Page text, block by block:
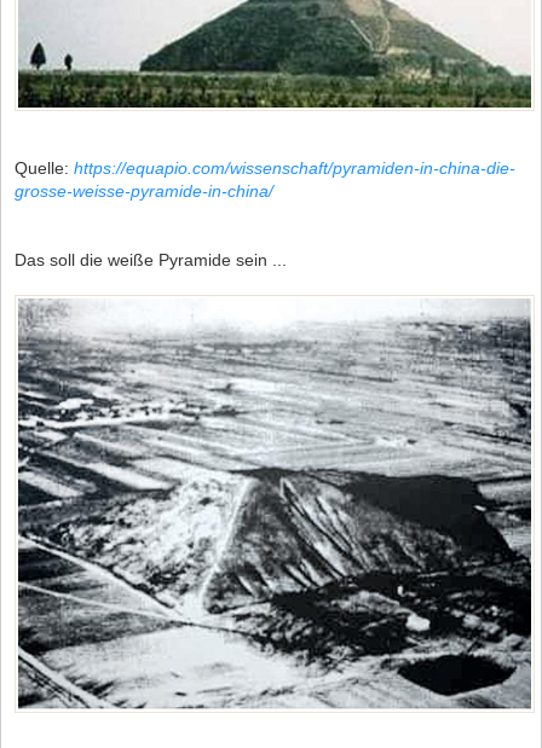
Quelle: https://equapio.com/wissenschaft/pyramiden-in-china-die-
grosse-weisse-pyramide-in-china/
Das soll die weiße Pyramide sein ...